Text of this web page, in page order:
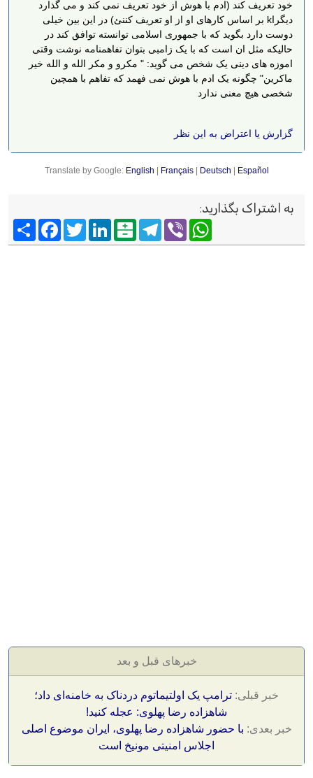
خود تعریف کند (ادم با هوش از خود تعریف نمی کند و می گذارد
دیگراk بر اساس کارهای او از او تعریف کننئ) در این بین خیلی
دوست دارد بگوید که با جمهوری اسلامی توانسته توافق کند در
حالیکه مثل ان است که با یک زامبی بتوان تفاهمنامه نوشت وقتی
اموزه های دینی یک شخص می گوید: " مکرو و مکر الله و الله خیر
ماکرین" چگونه یک ادم با هوش نمی فهمد که تفاهم با همچین
شخصی هیچ معنی ندارد
گزارش یا اعتراض به این نظر
Translate by Google: English Français| Deutsch Español
به اشتراک بگذارید:
FacebookTwitter
LinkedInBalatarin
TelegramViber
WhatsApp
خبرهای قبل و بعد
خبر قبلی: ترامپ یک اولتیماتوم دردناک به خامنه‌ای داد؛
شاهزاده رضا پهلوی: عجله کنید!
خبر بعدی: با حضور شاهزاده رضا پهلوی، ایران موضوع اصلی
اجلاس امنیتی مونیخ است